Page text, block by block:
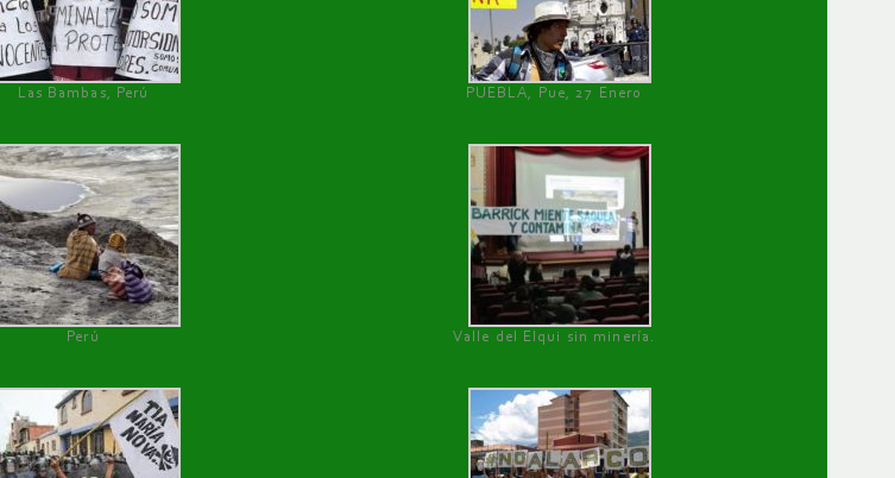
Las Bambas, Perú PUEBLA, Pue, 27 Enero
Perú Valle del Elqui sin minería.